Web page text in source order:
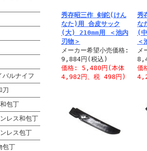
バルナイフ
刀
包丁
レス和包丁
レス包丁
包丁
秀存昭三作 剣鉈(けん
なた)用 合皮サック
(大) 210mm用 ＜池内
刃物＞
メーカー希望小売価格:
9,884円(税込)
価格: 5,480円(本体
4,982円、税 498円)
秀
な
(
＜
メ
価